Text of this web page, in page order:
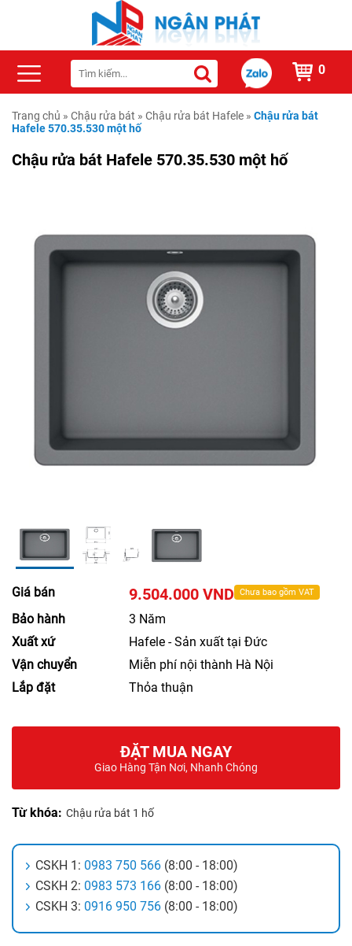
0
Trang chủ » Chậu rửa bát » Chậu rửa bát Hafele » Chậu rửa bát
Hafele 570.35.530 một hố
Chậu rửa bát Hafele 570.35.530 một hố
Giá bán 9.504.000 VND Chưa bao gồm VAT
Bảo hành
3 Năm
Xuất xứ
Hafele - Sản xuất tại Đức
Vận chuyển
Miễn phí nội thành Hà Nội
Lắp đặt
Thỏa thuận
ĐẶT MUA NGAY
Giao Hàng Tận Nơi, Nhanh Chóng
Từ khóa: Chậu rửa bát 1 hố
CSKH 1: 0983 750 566 (8:00 - 18:00)
CSKH 2: 0983 573 166 (8:00 - 18:00)
CSKH 3: 0916 950 756 (8:00 - 18:00)